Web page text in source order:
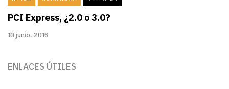
PCI Express, ¿2.0 o 3.0?
10 junio, 2016
ENLACES ÚTILES